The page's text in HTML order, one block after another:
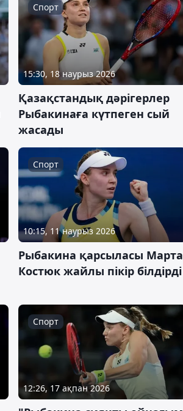
Спорт
15:30, 18 наурыз 2026
Қазақстандық дәрігерлер
Рыбакинаға күтпеген сый
жасады
Спорт
10:15, 11 наурыз 2026
Рыбакина қарсыласы Марта
Костюк жайлы пікір білдірді
Спорт
12:26, 17 ақпан 2026